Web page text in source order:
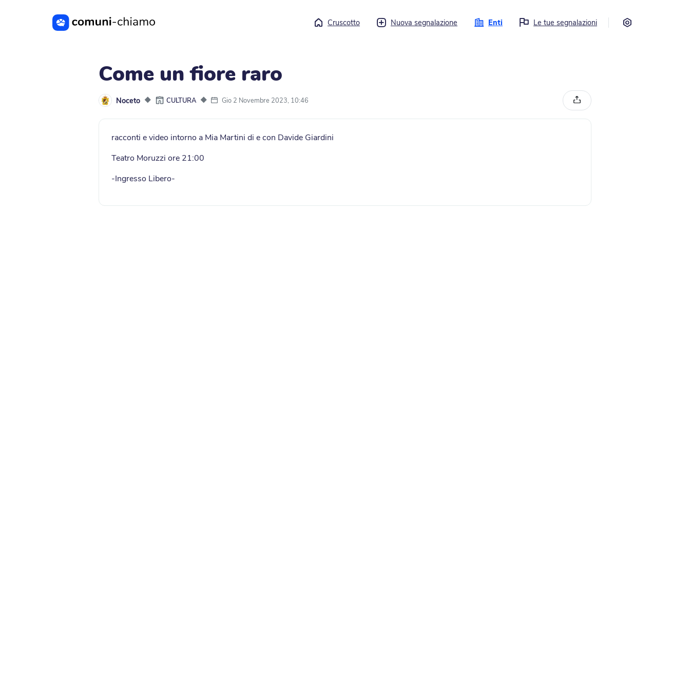
Vai al contenuto principale Cruscotto Nuova segnalazione Enti Le tue segnalazioni
Come un fiore raro
Noceto ◆ CULTURA ◆ Gio 2 Novembre 2023, 10:46
Condividi
racconti e video intorno a Mia Martini di e con Davide Giardini
Teatro Moruzzi ore 21:00
-Ingresso Libero-